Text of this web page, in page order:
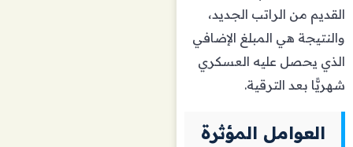
القديم من الراتب الجديد،
والنتيجة هي المبلغ الإضافي
الذي يحصل عليه العسكري
شهريًّا بعد الترقية.
العوامل المؤثرة